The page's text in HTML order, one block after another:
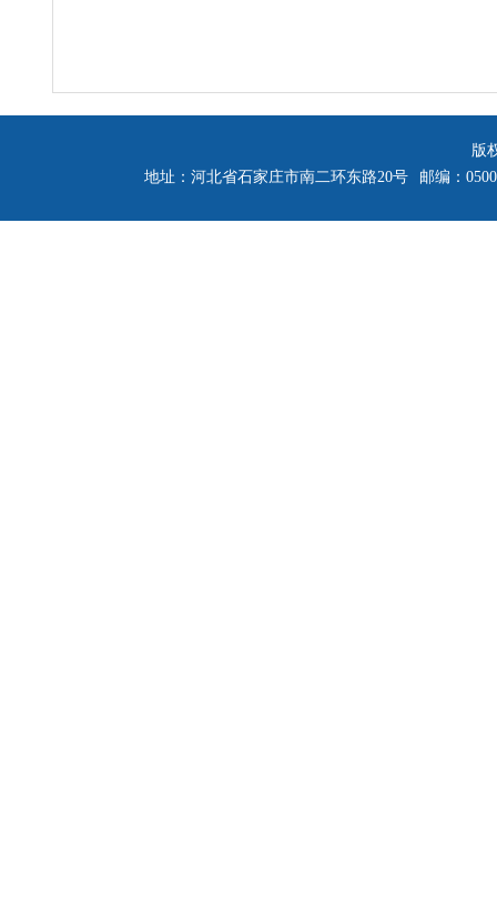
版
地址：河北省石家庄市南二环东路20号
邮编：